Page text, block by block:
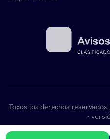
Todos los derechos
-
Desarrollado